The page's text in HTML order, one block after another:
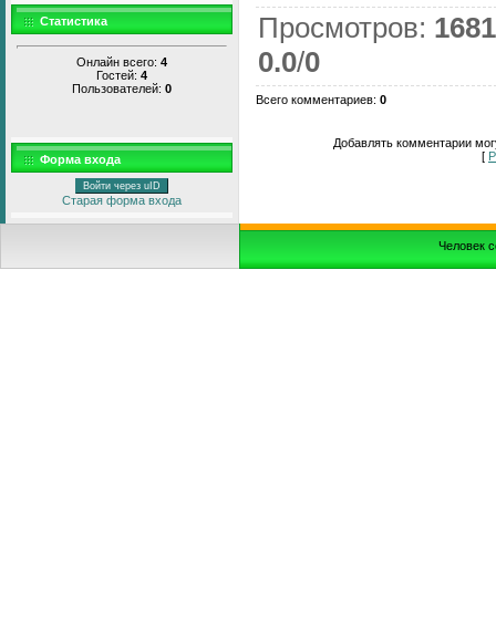
Статистика
Онлайн всего: 4
Гостей: 4
Пользователей: 0
Форма входа
Войти через uID
Старая форма входа
Просмотров: 1681
0.0/0
Всего комментариев: 0
Добавлять комментарии
[
Человек